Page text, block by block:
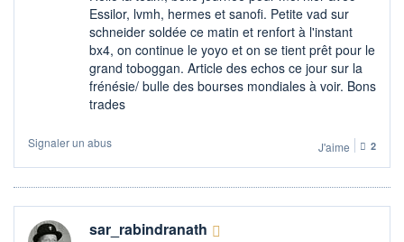
Essilor, lvmh, hermes et sanofi. Petite vad sur
schneider soldée ce matin et renfort à l'instant
bx4, on continue le yoyo et on se tient prêt pour le
grand toboggan. Article des echos ce jour sur la
frénésie/ bulle des bourses mondiales à voir. Bons
trades
Signaler un abus J'aime 2
sar_rabindranath